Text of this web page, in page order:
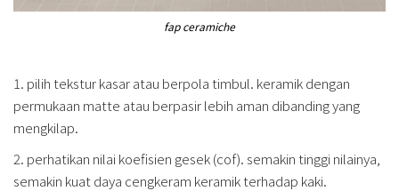
fap ceramiche
1. pilih tekstur kasar atau berpola timbul. keramik dengan
permukaan matte atau berpasir lebih aman dibanding yang
mengkilap.
2. perhatikan nilai koefisien gesek (cof). semakin tinggi nilainya,
semakin kuat daya cengkeram keramik terhadap kaki.